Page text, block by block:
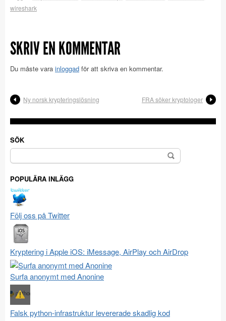
wireshark
SKRIV EN KOMMENTAR
Du måste vara inloggad för att skriva en kommentar.
Ny norsk krypteringslösning FRA söker kryptologer
SÖK
Sök
efter:
POPULÄRA INLÄGG
Följ oss på Twitter
Kryptering i Apple iOS: iMessage, AirPlay och AirDrop
Surfa anonymt med Anonine
Falsk python-infrastruktur levererade skadlig kod